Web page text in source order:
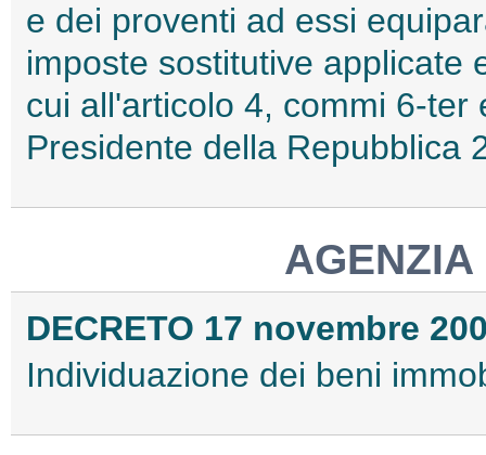
e dei proventi ad essi
imposte sostitutive applicate
cui all'articolo 4, commi 6-ter
Presidente della Repubblica
AGENZIA
DECRETO 17 novembre
Individuazione dei beni